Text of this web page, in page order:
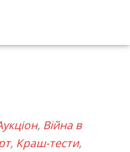
, Війна в
, Краш-тести,